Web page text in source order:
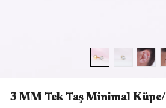
3 MM Tek Taş Minimal